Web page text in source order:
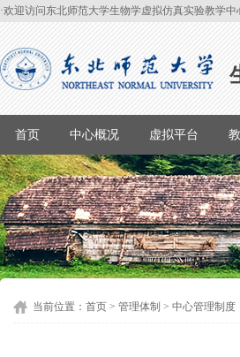
·欢迎访问东北师范大学生物学虚拟仿真实验教学中
首页 中心概况 虚拟平台
当前位置： 首页 > 管理体制 > 中心管理制度